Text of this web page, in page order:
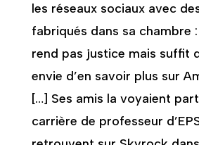
les réseaux sociaux avec
fabriqués dans sa chambre
rend pas justice mais suffit
envie d’en savoir plus sur
[…] Ses amis la voyaient
carrière de professeur